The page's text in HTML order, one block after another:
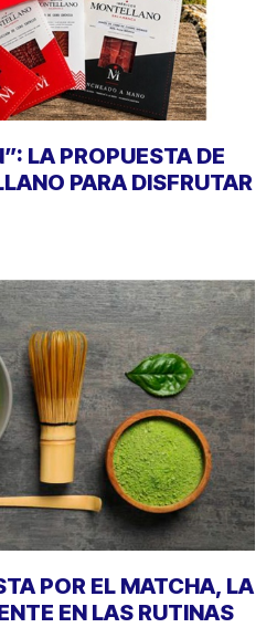
LA PROPUESTA DE
PARA DISFRUTAR
POR EL MATCHA, LA
EN LAS RUTINAS